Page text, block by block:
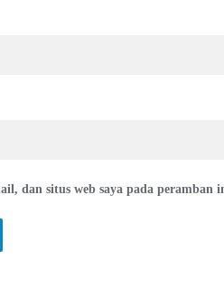
dan situs web saya pada